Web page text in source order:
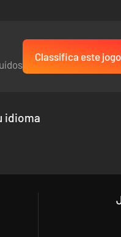
Classifica este
idioma